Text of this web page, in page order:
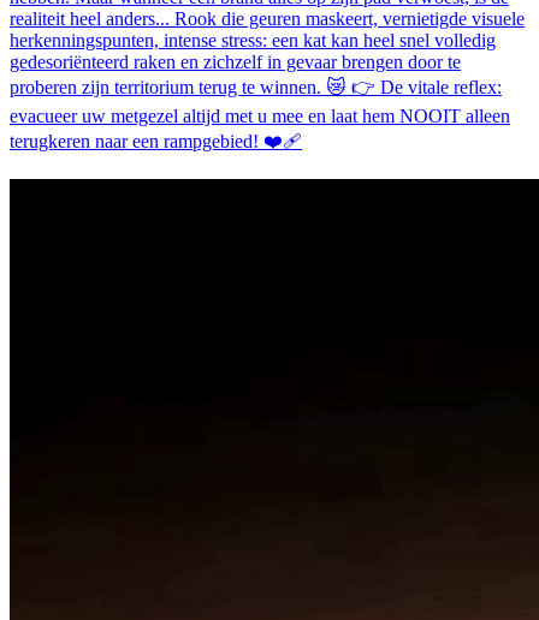
realiteit heel anders... Rook die geuren maskeert, vernietigde visuele
herkenningspunten, intense stress: een kat kan heel snel volledig
gedesoriënteerd raken en zichzelf in gevaar brengen door te
proberen zijn territorium terug te winnen. 😿 👉 De vitale reflex:
evacueer uw metgezel altijd met u mee en laat hem NOOIT alleen
terugkeren naar een rampgebied! ❤️‍🩹